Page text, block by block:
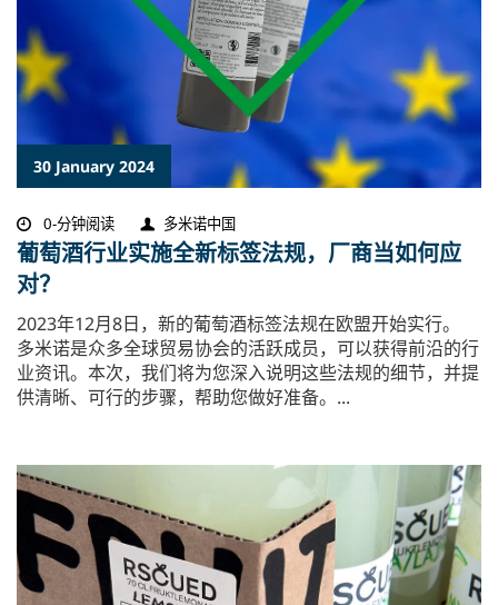
30 January 2024
0-分钟阅读 多米诺中国
葡萄酒行业实施全新标签法规，厂商当如何应
对？
​2023年12月8日，新的葡萄酒标签法规在欧盟开始实行。
多米诺是众多全球贸易协会的活跃成员，可以获得前沿的行
业资讯。本次，我们将为您深入说明这些法规的细节，并提
供清晰、可行的步骤，帮助您做好准备。...